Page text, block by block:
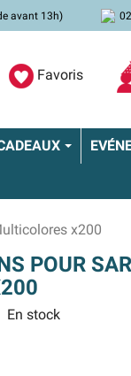
avant 13h)
Favoris
x200
POUR
En stock